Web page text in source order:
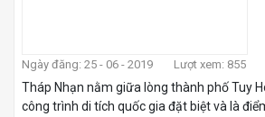
Ngày đăng: 25 - 06 - 2019 Lượt xem: 855
Tháp Nhạn nằm giữa lòng thành phố Tuy
công trình di tích quốc gia đặt biệt và là